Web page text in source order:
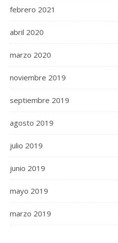
febrero 2021
abril 2020
marzo 2020
noviembre 2019
septiembre 2019
agosto 2019
julio 2019
junio 2019
mayo 2019
marzo 2019